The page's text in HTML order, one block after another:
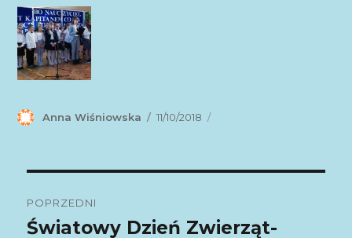
Autor
Anna Wiśniowska
Data
11/10/2018
wpisu
POPRZEDNI
Poprzedni
Światowy Dzień Zwierząt-